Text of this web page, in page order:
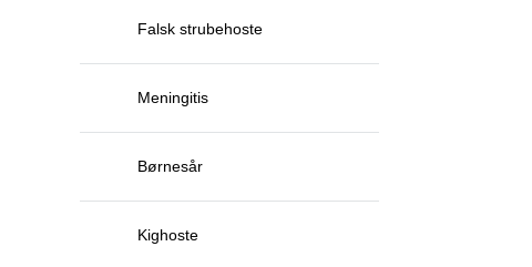
Falsk strubehoste
Meningitis
Børnesår
Kighoste